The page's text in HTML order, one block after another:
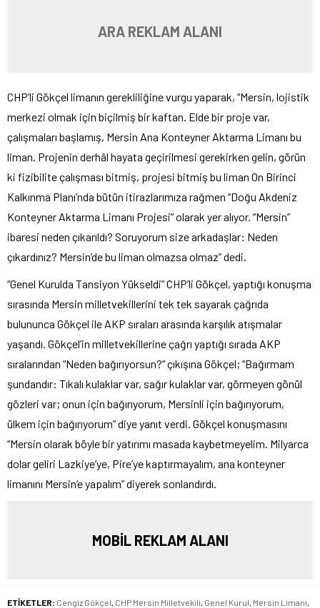
ARA REKLAM ALANI
CHP’li Gökçel limanın gerekliliğine vurgu yaparak, “Mersin, lojistik
merkezi olmak için biçilmiş bir kaftan. Elde bir proje var,
çalışmaları başlamış, Mersin Ana Konteyner Aktarma Limanı bu
liman. Projenin derhâl hayata geçirilmesi gerekirken gelin, görün
ki fizibilite çalışması bitmiş, projesi bitmiş bu liman On Birinci
Kalkınma Planı’nda bütün itirazlarımıza rağmen “Doğu Akdeniz
Konteyner Aktarma Limanı Projesi” olarak yer alıyor. “Mersin”
ibaresi neden çıkarıldı? Soruyorum size arkadaşlar: Neden
çıkardınız? Mersin’de bu liman olmazsa olmaz” dedi.
“Genel Kurulda Tansiyon Yükseldi” CHP’li Gökçel, yaptığı konuşma
sırasında Mersin milletvekillerini tek tek sayarak çağrıda
bulununca Gökçel ile AKP sıraları arasında karşılık atışmalar
yaşandı. Gökçel’in milletvekillerine çağrı yaptığı sırada AKP
sıralarından “Neden bağırıyorsun?” çıkışına Gökçel; “Bağırmam
şundandır: Tıkalı kulaklar var, sağır kulaklar var, görmeyen gönül
gözleri var; onun için bağırıyorum, Mersinli için bağırıyorum,
ülkem için bağırıyorum” diye yanıt verdi. Gökçel konuşmasını
“Mersin olarak böyle bir yatırımı masada kaybetmeyelim. Milyarca
dolar geliri Lazkiye’ye, Pire’ye kaptırmayalım, ana konteyner
limanını Mersin’e yapalım” diyerek sonlandırdı.
MOBİL REKLAM ALANI
ETİKETLER: Cengiz Gökçel CHP Mersin Milletvekili Genel Kurul Mersin Limanı